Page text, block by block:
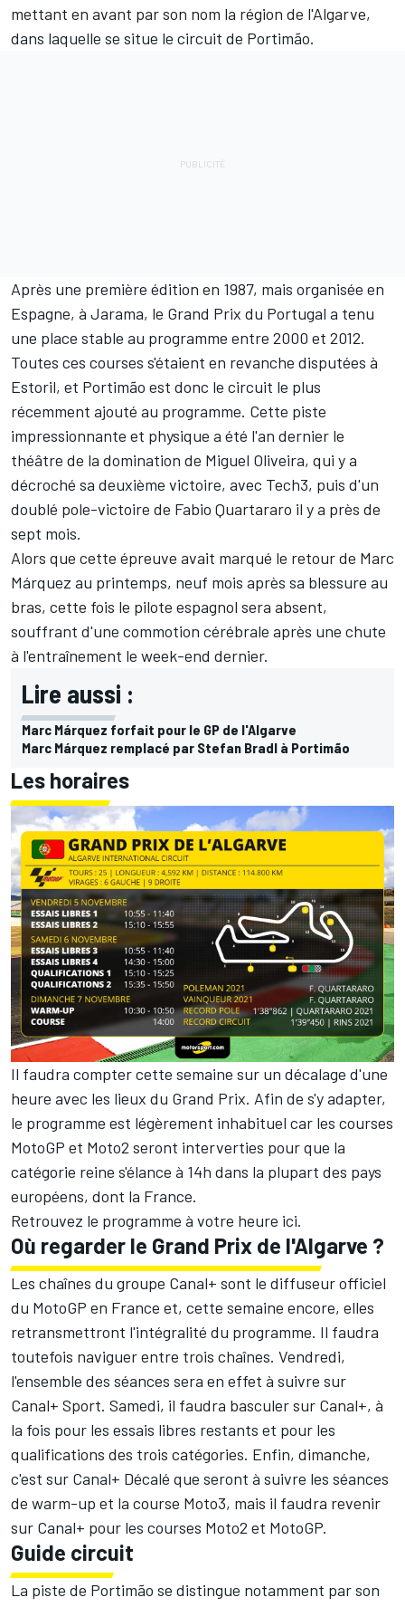
mettant en avant par son nom la région de l'Algarve,
dans laquelle se situe le circuit de Portimão.
Après une première édition en 1987, mais organisée en
Espagne, à Jarama, le Grand Prix du Portugal a tenu
une place stable au programme entre 2000 et 2012.
Toutes ces courses s'étaient en revanche disputées à
Estoril, et Portimão est donc le circuit le plus
récemment ajouté au programme. Cette piste
impressionnante et physique a été l'an dernier le
théâtre de la domination de Miguel Oliveira, qui y a
décroché sa deuxième victoire, avec Tech3, puis d'un
doublé pole-victoire de Fabio Quartararo il y a près de
sept mois.
Alors que cette épreuve avait marqué le retour de Marc
Márquez au printemps, neuf mois après sa blessure au
bras, cette fois le pilote espagnol sera absent,
souffrant d'une commotion cérébrale après une chute
à l'entraînement le week-end dernier.
Lire aussi :
Marc Márquez forfait pour le GP de l'Algarve
Marc Márquez remplacé par Stefan Bradl à Portimão
Les horaires
Il faudra compter cette semaine sur un décalage d'une
heure avec les lieux du Grand Prix. Afin de s'y adapter,
le programme est légèrement inhabituel car les courses
MotoGP et Moto2 seront interverties pour que la
catégorie reine s'élance à 14h dans la plupart des pays
européens, dont la France.
Retrouvez le programme à votre heure ici.
Où regarder le Grand Prix de l'Algarve ?
Les chaînes du groupe Canal+ sont le diffuseur officiel
du MotoGP en France et, cette semaine encore, elles
retransmettront l'intégralité du programme. Il faudra
toutefois naviguer entre trois chaînes. Vendredi,
l'ensemble des séances sera en effet à suivre sur
Canal+ Sport. Samedi, il faudra basculer sur Canal+, à
la fois pour les essais libres restants et pour les
qualifications des trois catégories. Enfin, dimanche,
c'est sur Canal+ Décalé que seront à suivre les séances
de warm-up et la course Moto3, mais il faudra revenir
sur Canal+ pour les courses Moto2 et MotoGP.
Guide circuit
La piste de Portimão se distingue notamment par son